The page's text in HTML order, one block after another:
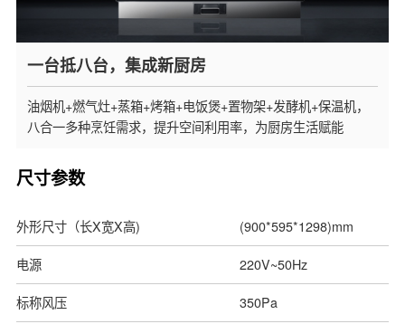
一台抵八台，集成新厨房
油烟机+燃气灶+蒸箱+烤箱+电饭煲+置物架+发酵机+保温机，
八合一多种烹饪需求，提升空间利用率，为厨房生活赋能
尺寸参数
外形尺寸（长X宽X高) (900*595*1298)mm
电源 220V~50Hz
标称风压 350Pa